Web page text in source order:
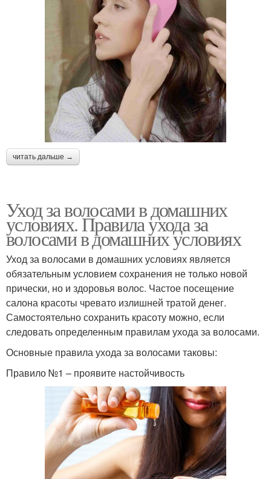
читать дальше →
Уход за волосами в домашних
условиях. Правила ухода за
волосами в домашних условиях
Уход за волосами в домашних условиях является
обязательным условием сохранения не только новой
прически, но и здоровья волос. Частое посещение
салона красоты чревато излишней тратой денег.
Самостоятельно сохранить красоту можно, если
следовать определенным правилам ухода за волосами.
Основные правила ухода за волосами таковы:
Правило №1 – проявите настойчивость